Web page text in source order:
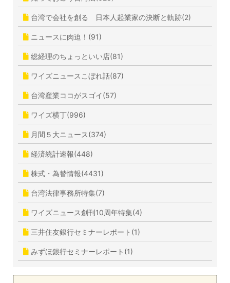
台湾で会社を創る 日本人起業家の決断と軌跡(2)
ニュースに肉迫！(91)
総経理のちょっといい店(81)
ワイズニュースこぼれ話(87)
台湾産業ココがスゴイ(57)
ワイズ横丁(996)
月間５大ニュース(374)
経済統計速報(448)
株式・為替情報(4431)
台湾法律事務所特集(7)
ワイズニュース創刊10周年特集(4)
三井住友銀行セミナーレポート(1)
みずほ銀行セミナーレポート(1)